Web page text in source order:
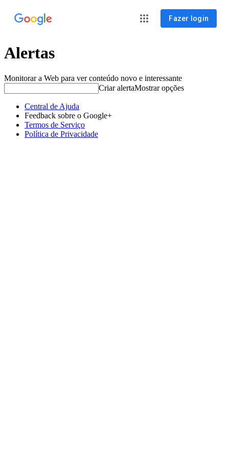
Fazer login
Alertas
Monitorar a Web para ver conteúdo novo e interessante
Criar alertaMostrar opções
Central de Ajuda
Feedback sobre o Google+
Termos de Serviço
Política de Privacidade